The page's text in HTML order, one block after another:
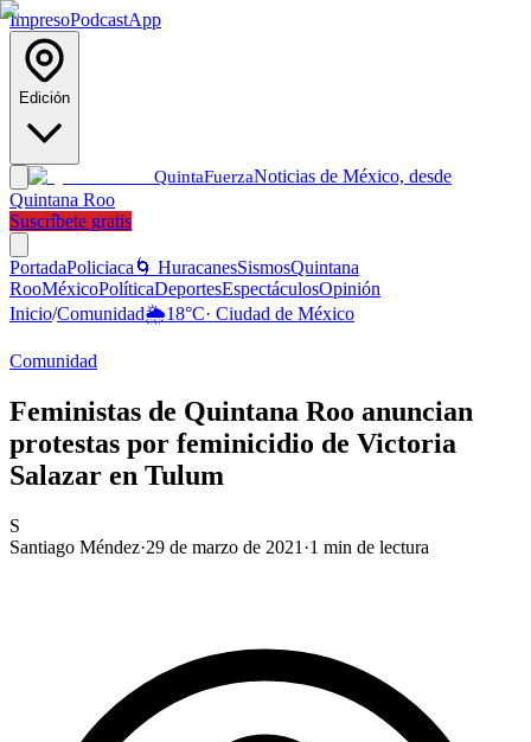
ImpresoPodcastApp
Edición
QuintaFuerzaNoticias de México, desde
Quintana Roo
Suscríbete gratis
PortadaPoliciaca 🌀 HuracanesSismosQuintana
RooMéxicoPolíticaDeportesEspectáculosOpinión
Inicio/Comunidad🌦️18°C· Ciudad de México
Comunidad
Feministas de Quintana Roo anuncian
protestas por feminicidio de Victoria
Salazar en Tulum
S
Santiago Méndez·29 de marzo de 2021 ·1 min de lectura